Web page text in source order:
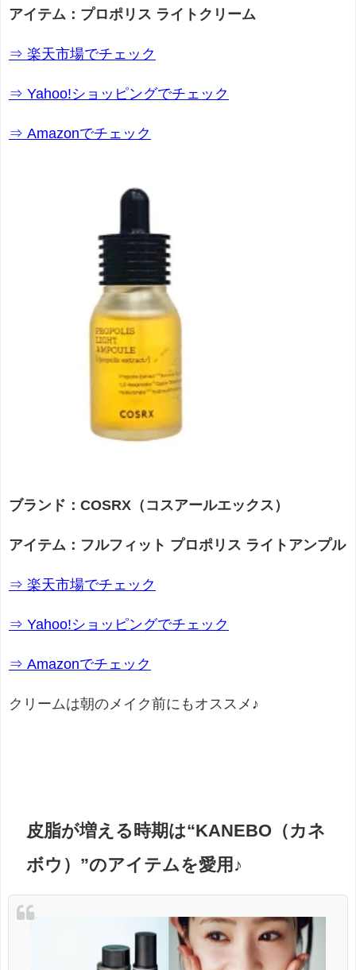
アイテム： プロポリス ライトクリーム
⇒ 楽天市場でチェック
⇒ Yahoo!ショッピングでチェック
⇒ Amazonでチェック
ブランド：COSRX（コスアールエックス）
アイテム：フルフィット プロポリス ライトアンプル
⇒ 楽天市場でチェック
⇒ Yahoo!ショッピングでチェック
⇒ Amazonでチェック
クリームは朝のメイク前にもオススメ♪
皮脂が増える時期は“KANEBO（カネ
ボウ）”のアイテムを愛用♪